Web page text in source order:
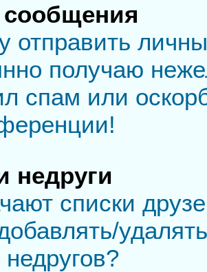
отправить
получаю
спам или
недруги
списки